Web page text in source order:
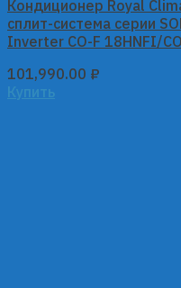
Кондиционер Royal
сплит-система серии
Inverter CO-F 18HNFI/
101,990.00 ₽
Купить